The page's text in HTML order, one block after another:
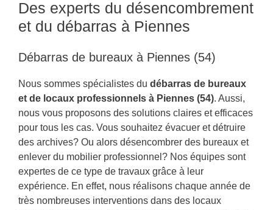
Des experts du désencombrement
et du débarras à Piennes
Débarras de bureaux à Piennes (54)
Nous sommes spécialistes du débarras de bureaux
et de locaux professionnels à Piennes (54). Aussi,
nous vous proposons des solutions claires et efficaces
pour tous les cas. Vous souhaitez évacuer et détruire
des archives? Ou alors désencombrer des bureaux et
enlever du mobilier professionnel? Nos équipes sont
expertes de ce type de travaux grâce à leur
expérience. En effet, nous réalisons chaque année de
très nombreuses interventions dans des locaux